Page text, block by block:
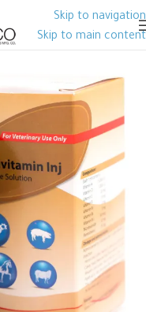
Skip to navigation
Skip to main content